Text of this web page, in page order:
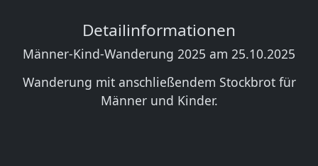
Detailinformationen
Männer-Kind-Wanderung 2025 am 25.10.2025
Wanderung mit anschließendem Stockbrot für
Männer und Kinder.